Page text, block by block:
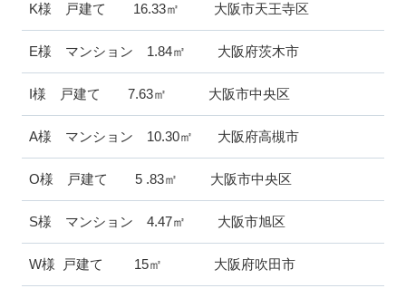
K様 戸建て 16.33㎡ 大阪市天王寺区
E様 マンション 1.84㎡ 大阪府茨木市
I様 戸建て 7.63㎡ 大阪市中央区
A様 マンション 10.30㎡ 大阪府高槻市
O様 戸建て 5 .83㎡ 大阪市中央区
S様 マンション 4.47㎡ 大阪市旭区
W様 戸建て 15㎡ 大阪府吹田市